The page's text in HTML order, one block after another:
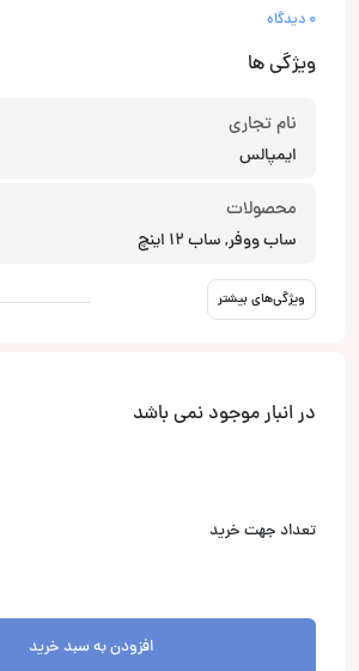
0 دیدگاه
ویژگی ها
نام تجاری
ایمپالس
محصولات
ساب ووفر, ساب 12 اینچ
ویژگی‌های بیشتر
در انبار موجود نمی باشد
تعداد جهت خرید
افزودن به سبد خرید